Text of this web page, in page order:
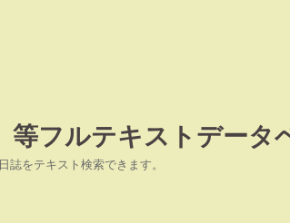
等フルテキストデータ
をテキスト検索できます。